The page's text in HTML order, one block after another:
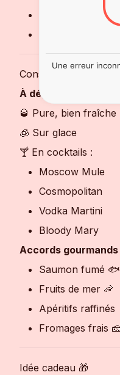
Notes
Conseils de
À déguster :
🥃 Pure, bien fraîche
🧊 Sur glace
🍸 En cocktails :
Moscow Mule
Cosmopolitan
Vodka Martini
Bloody Mary
Accords gourmands
Saumon fumé 🐟
Fruits de mer 🦐
Apéritifs raffinés
Fromages frais 🧀
Idée cadeau 🎁
Une erreur